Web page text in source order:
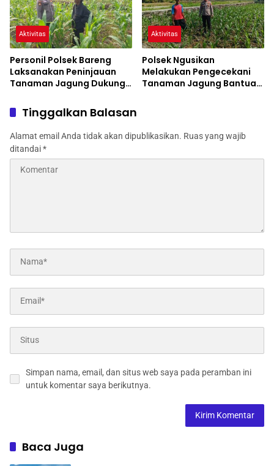
Aktivitas
Personil Polsek Bareng
Laksanakan Peninjauan
Tanaman Jagung Dukung
Pangan
Aktivitas
Polsek Ngusikan
Melakukan Pengecekani
Tanaman Jagung Bantuan
Tinggalkan Balasan
Alamat email Anda tidak akan dipublikasikan. Ruas yang wajib
ditandai*
Simpan nama, email, dan situs web saya pada peramban ini
untuk komentar saya berikutnya.
Baca Juga